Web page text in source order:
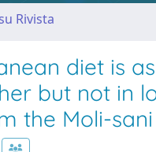
Rivista
diet is
but not in
the Moli-